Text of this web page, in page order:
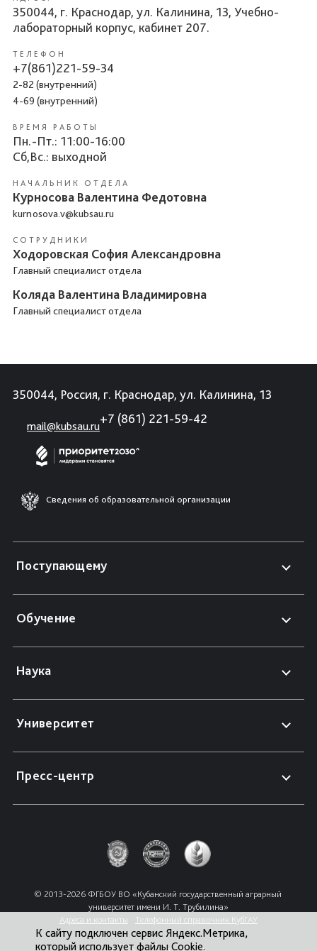
350044, г. Краснодар, ул. Калинина, 13, Учебно-
лабораторный корпус, кабинет 207.
ТЕЛЕФОН
+7(861)221-59-34
2-82 (внутренний)
4-69 (внутренний)
ВРЕМЯ РАБОТЫ
Пн.-Пт.: 11:00-16:00
Сб,Вс.: выходной
НАЧАЛЬНИК ОТДЕЛА
Курносова Валентина Федотовна
kurnosova.v@kubsau.ru
СОТРУДНИКИ
Ходоровская София Александровна
Главный специалист отдела
Коляда Валентина Владимировна
Главный специалист отдела
350044, Россия, г. Краснодар, ул. Калинина, 13
mail@kubsau.ru
+7 (861) 221-59-42
Сведения об образовательной организации
Поступающему
Обучение
Наука
Университет
Пресс-центр
© 2013-2026 ФГБОУ ВО «Кубанский государственный аграрный
университет имени И. Т. Трубилина»
Адреса и контакты
Телефонный справочник КубГАУ
К сайту подключен сервис Яндекс.Метрика,
который использует файлы Cookie.